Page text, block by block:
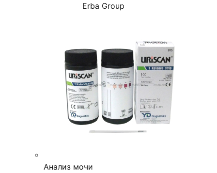
Erba Group
Анализ мочи